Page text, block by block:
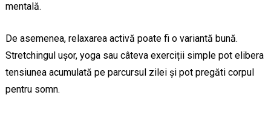
mentală.
De asemenea, relaxarea activă poate fi o variantă bună.
Stretchingul ușor, yoga sau câteva exerciții simple pot elibera
tensiunea acumulată pe parcursul zilei și pot pregăti corpul
pentru somn.